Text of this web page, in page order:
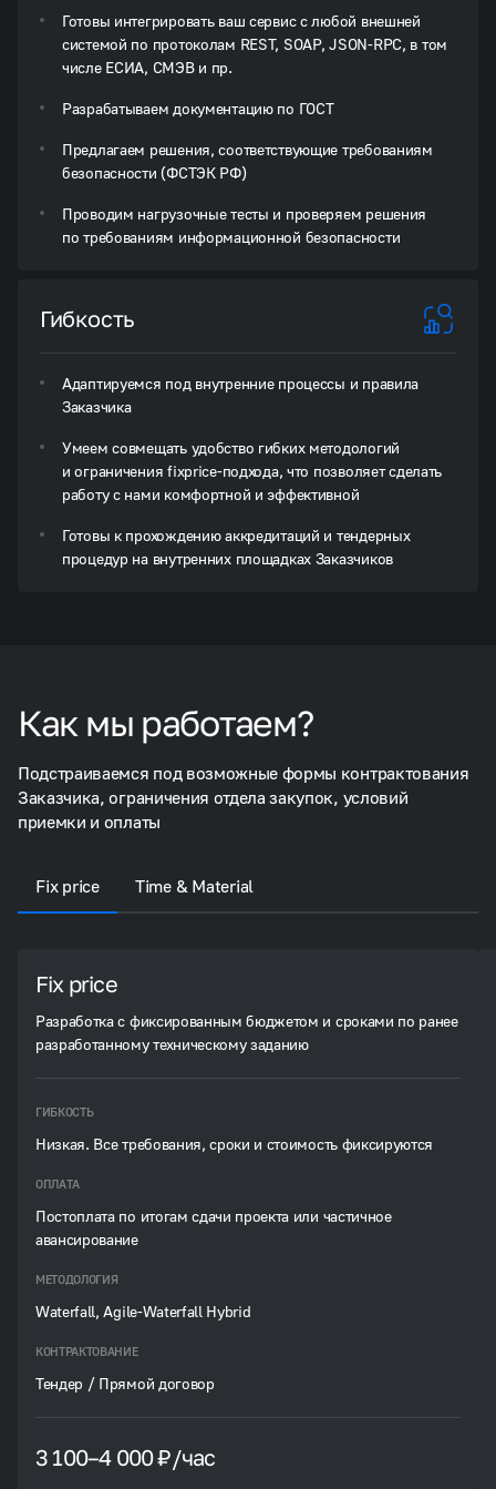
Готовы интегрировать ваш сервис с любой внешней
системой по протоколам REST, SOAP, JSON-RPC, в том
числе ЕСИА, СМЭВ и пр.
Разрабатываем документацию по ГОСТ
Предлагаем решения, соответствующие требованиям
безопасности (ФСТЭК РФ)
Проводим нагрузочные тесты и проверяем решения
по требованиям информационной безопасности
Гибкость
Адаптируемся под внутренние процессы и правила
Заказчика
Умеем совмещать удобство гибких методологий
и ограничения fixprice-подхода, что позволяет сделать
работу с нами комфортной и эффективной
Готовы к прохождению аккредитаций и тендерных
процедур на внутренних площадках Заказчиков
Как мы работаем?
Подстраиваемся под возможные формы контрактования
Заказчика, ограничения отдела закупок, условий
приемки и оплаты
Fix price Time & Material
Fix price
Разработка с фиксированным бюджетом и сроками по ранее
разработанному техническому заданию
ГИБКОСТЬ
Низкая. Все требования, сроки и стоимость фиксируются
ОПЛАТА
Постоплата по итогам сдачи проекта или частичное
авансирование
МЕТОДОЛОГИЯ
Waterfall, Agile-Waterfall Hybrid
КОНТРАКТОВАНИЕ
Тендер / Прямой договор
3 100–4 000 ₽/час